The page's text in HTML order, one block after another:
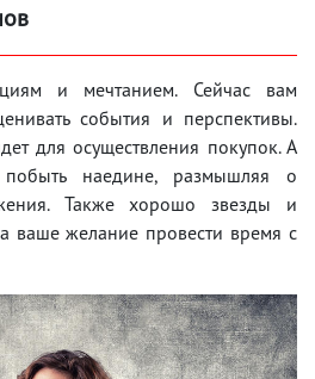
и мечтанием. Сейчас вам
события и перспективы.
для осуществления покупок. А
наедине, размышляя о
Также хорошо звезды и
ваше желание провести время с